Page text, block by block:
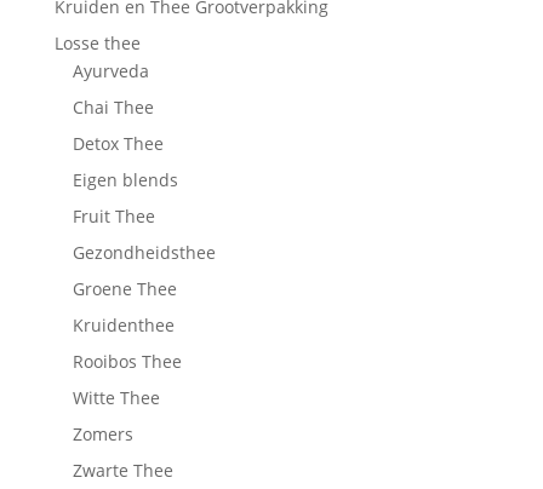
Kruiden en Thee Grootverpakking
Losse thee
Ayurveda
Chai Thee
Detox Thee
Eigen blends
Fruit Thee
Gezondheidsthee
Groene Thee
Kruidenthee
Rooibos Thee
Witte Thee
Zomers
Zwarte Thee